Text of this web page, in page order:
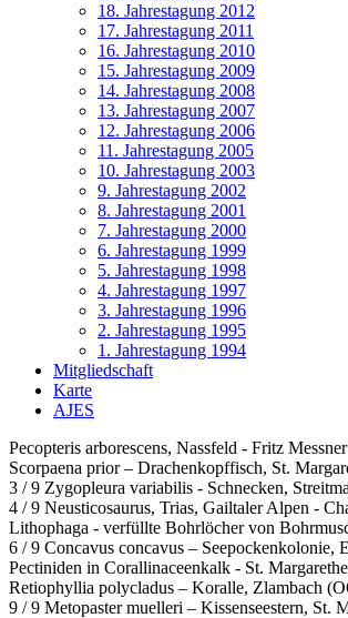
18. Jahrestagung 2012
17. Jahrestagung 2011
16. Jahrestagung 2010
15. Jahrestagung 2009
14. Jahrestagung 2008
13. Jahrestagung 2007
12. Jahrestagung 2006
11. Jahrestagung 2005
10. Jahrestagung 2003
9. Jahrestagung 2002
8. Jahrestagung 2001
7. Jahrestagung 2000
6. Jahrestagung 1999
5. Jahrestagung 1998
4. Jahrestagung 1997
3. Jahrestagung 1996
2. Jahrestagung 1995
1. Jahrestagung 1994
Mitgliedschaft
Karte
AJES
Pecopteris arborescens, Nassfeld - Fritz Messner
Scorpaena prior – Drachenkopffisch, St.
3 / 9 Zygopleura variabilis - Schnecken,
4 / 9 Neusticosaurus, Trias, Gailtaler Alpen -
Lithophaga - verfüllte Bohrlöcher von
6 / 9 Concavus concavus –
Pectiniden in Corallinaceenkalk - St.
Retiophyllia polycladus – Koralle, Zlambach
9 / 9 Metopaster muelleri – Kissenseestern, St.